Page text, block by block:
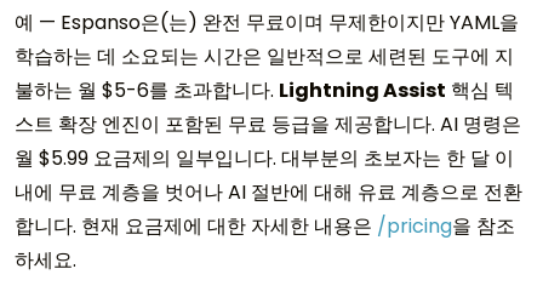
예 — Espanso은(는) 완전 무료이며 무제한이지만 YAML을
학습하는 데 소요되는 시간은 일반적으로 세련된 도구에 지
불하는 월 $5-6를 초과합니다. Lightning Assist 핵심 텍
스트 확장 엔진이 포함된 무료 등급을 제공합니다. AI 명령은
월 $5.99 요금제의 일부입니다. 대부분의 초보자는 한 달 이
내에 무료 계층을 벗어나 AI 절반에 대해 유료 계층으로 전환
합니다. 현재 요금제에 대한 자세한 내용은 /pricing을 참조
하세요.